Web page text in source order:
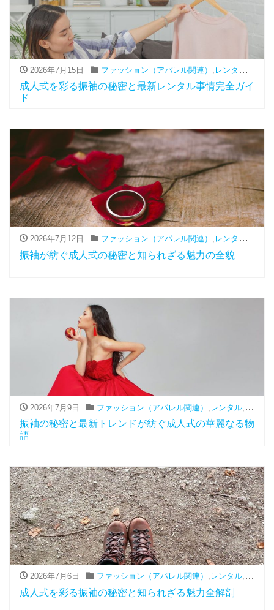
2026年7月15日 ファッション（アパレル関連） レンタル ,
成人式を彩る振袖の秘密と最新レンタル事情完全ガイ
ド
2026年7月12日 ファッション（アパレル関連） , レンタル ,
振袖が紡ぐ成人式の秘密と知られざる魅力の全貌
2026年7月9日 ファッション（アパレル関連） レンタル, 振袖
振袖の秘密と最新トレンドが紡ぐ成人式の華麗なる物
語
2026年7月6日 ファッション（アパレル関連） , レンタル, 振袖
成人式を彩る振袖の秘密と知られざる魅力全解剖